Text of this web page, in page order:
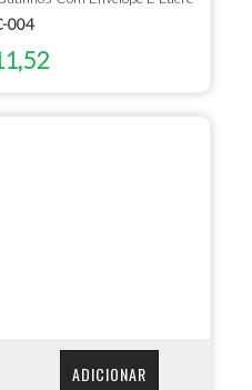
004
ADICIONAR